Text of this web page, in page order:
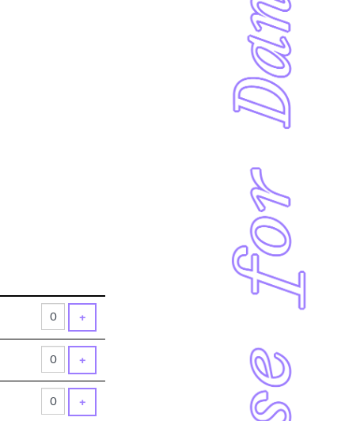
tickets
+VOEG TICKET TOE
+VOEG TICKET TOE
+VOEG TICKET TOE